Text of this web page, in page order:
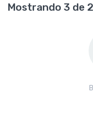
Mostrando 3 de